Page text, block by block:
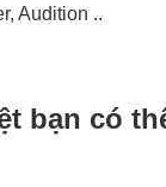
Audition ..
bạn có